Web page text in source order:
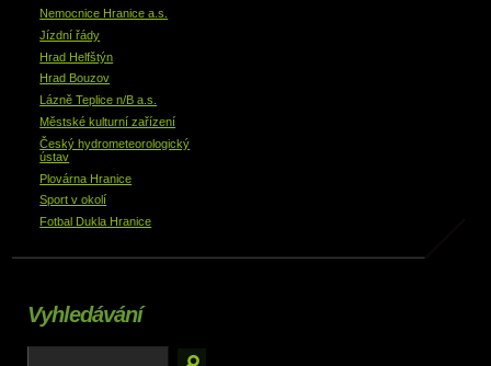
Nemocnice Hranice a.s.
Jízdní řády
Hrad Helfštýn
Hrad Bouzov
Lázně Teplice n/B a.s.
Městské kulturní zařízení
Český hydrometeorologický
ústav
Plovárna Hranice
Sport v okolí
Fotbal Dukla Hranice
Vyhledávání